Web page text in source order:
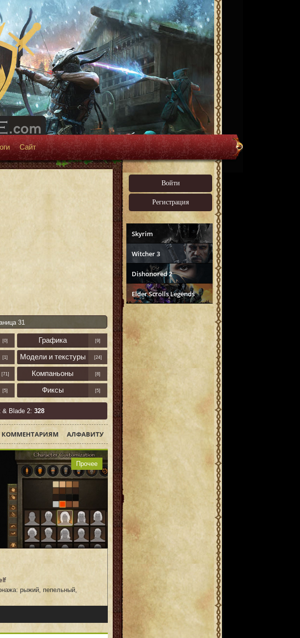
Сайт
Войти
Регистрация
Skyrim
Witcher 3
Dishonored 2
Elder Scrolls Legends
31
[0] Графика [9]
[1] Модели и текстуры [24]
[71] Компаньоны [8]
[5] Фиксы [5]
& Blade 2: 328
КОММЕНТАРИЯМ АЛФАВИТУ
Прочее
рыжий, пепельный,